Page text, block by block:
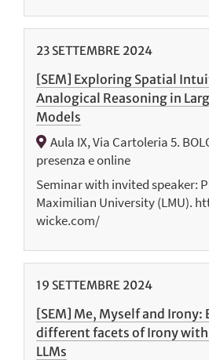
23 SETTEMBRE 2024
[SEM] Exploring Spatial
Analogical Reasoning in
Models
Aula IX, Via Cartoleria 5.
presenza e online
Seminar with invited speaker:
Maximilian University (LMU).
wicke.com/
19 SETTEMBRE 2024
[SEM] Me, Myself and Irony:
different facets of Irony
LLMs